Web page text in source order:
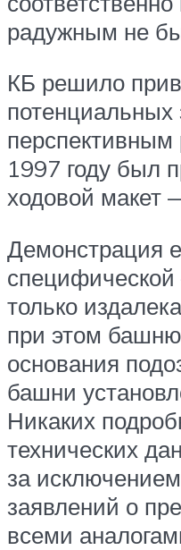
радужным не
КБ решило
потенциальных
перспективным
1997 году был
ходовой макет
Демонстрация
специфической
только
при этом
основания
башни
Никаких
технических
за
заявлений о
всеми